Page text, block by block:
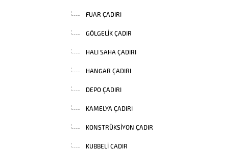
FUAR ÇADIRI
GÖLGELIK ÇADIR
HALI SAHA ÇADIRI
HANGAR ÇADIRI
DEPO ÇADIRI
KAMELYA ÇADIRI
KONSTRÜKSIYON ÇADIR
KUBBELI ÇADIR